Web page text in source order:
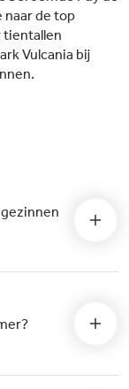
naar de top
tientallen
Vulcania bij